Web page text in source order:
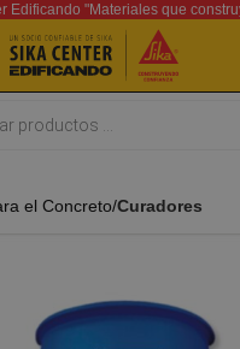
Edificando "Materiales que
el Concreto Curadores